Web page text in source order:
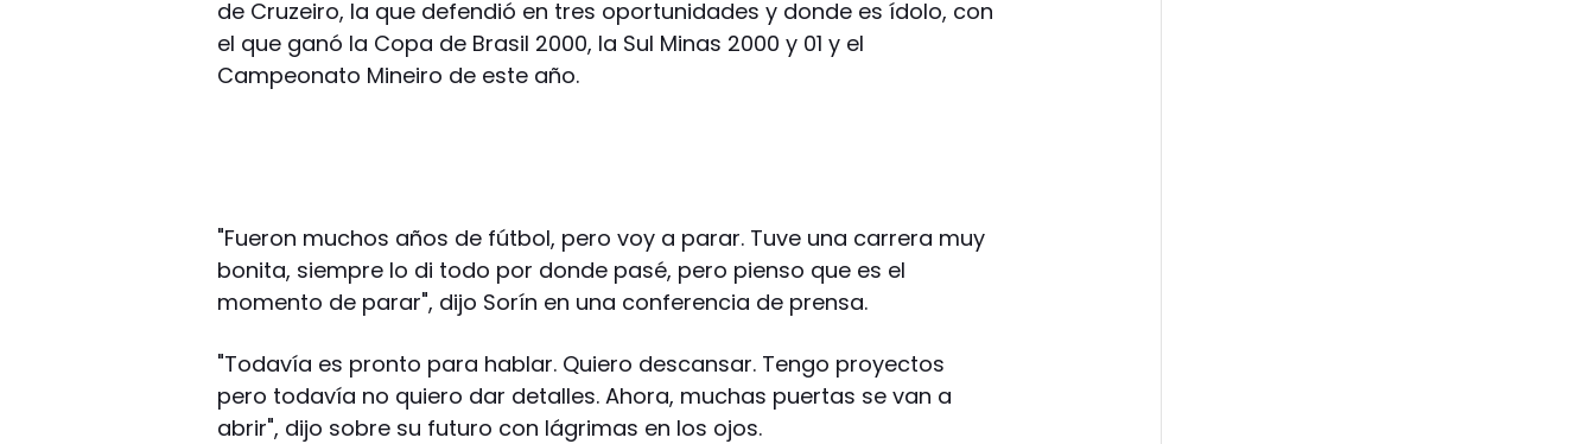
de Cruzeiro, la que defendió en tres oportunidades y donde es ídolo, con
el que ganó la Copa de Brasil 2000, la Sul Minas 2000 y 01 y el
Campeonato Mineiro de este año.
"Fueron muchos años de fútbol, pero voy a parar. Tuve una carrera muy
bonita, siempre lo di todo por donde pasé, pero pienso que es el
momento de parar", dijo Sorín en una conferencia de prensa.
"Todavía es pronto para hablar. Quiero descansar. Tengo proyectos
pero todavía no quiero dar detalles. Ahora, muchas puertas se van a
abrir", dijo sobre su futuro con lágrimas en los ojos.